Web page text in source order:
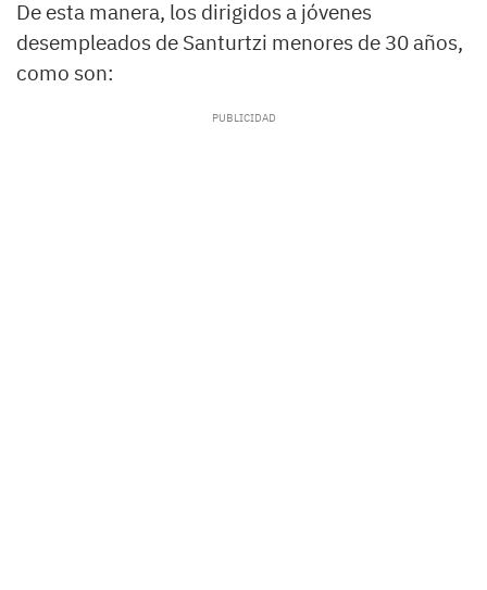
De esta manera, los dirigidos a jóvenes
desempleados de Santurtzi menores de 30 años,
como son: